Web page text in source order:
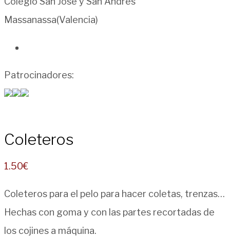
Massanassa(Valencia)
Patrocinadores:
Coleteros
1.50€
Coleteros para el pelo para hacer coletas, trenzas…
Hechas con goma y con las partes recortadas de
los cojines a máquina.